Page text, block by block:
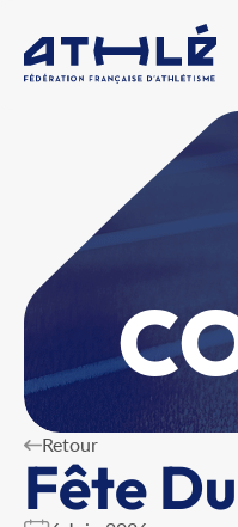
Retour
Fête